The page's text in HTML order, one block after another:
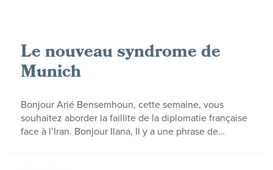
Le nouveau syndrome de
Munich
Bonjour Arié Bensemhoun, cette semaine, vous
souhaitez aborder la faillite de la diplomatie française
face à l’Iran. Bonjour Ilana, Il y a une phrase de…